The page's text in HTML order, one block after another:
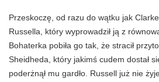
Przeskoczę, od razu do wątku jak
Russella, który wyprowadził ją z
Bohaterka pobiła go tak, że stracił
Sheidheda, który jakimś cudem dostał
poderżnął mu gardło. Russell już nie